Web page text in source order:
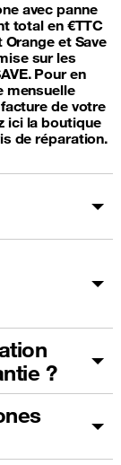
avec panne
total en €TTC
et Save
sur les
Pour en
mensuelle
de votre
ici la boutique
de réparation.
?